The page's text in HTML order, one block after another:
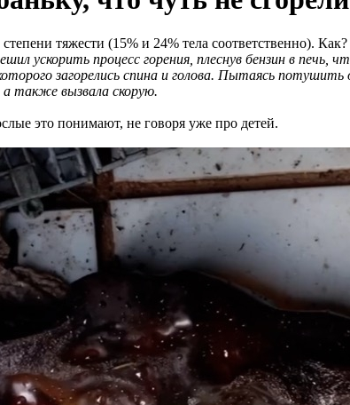
тяжести (15% и 24% тела соответственно).
ускорить процесс горения, плеснув бензин в печь,
загорелись спина и голова. Пытаясь
а также вызвала скорую.
это понимают, не говоря уже про детей.